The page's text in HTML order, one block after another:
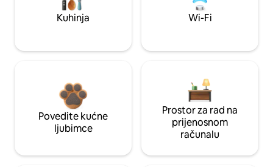
Kuhinja Wi-Fi
Povedite kućne
ljubimce
Prostor za rad na
prijenosnom
računalu